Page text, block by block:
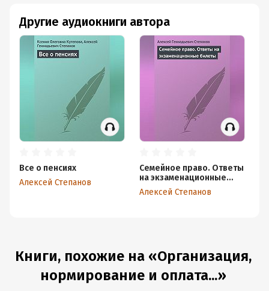
Другие аудиокниги автора
Все о пенсиях
Алексей Степанов
Семейное право. Ответы
на экзаменационные
билеты
Алексей Степанов
Книги, похожие на «Организация,
нормирование и оплата...»